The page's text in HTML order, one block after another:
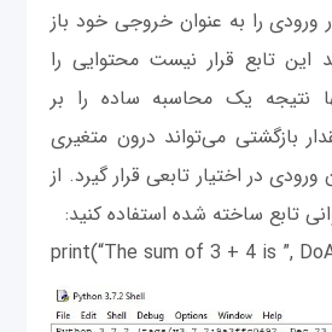
را به عنوان خروجی خود باز
این تابع قرار نیست محتوایی را
نتیجه یک محاسبه ساده را بر
بازگشتی می‌تواند درون متغیری
ورودی در اختیار تابعی قرار گیرد. از
تابع ساخته شده استفاده کنید:
print(“The sum of 3 + 4 is ”,